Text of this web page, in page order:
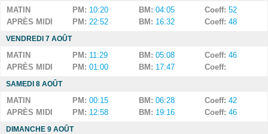
MATIN PM: 10:20 BM: 04:05 Coeff: 52
APRÈS MIDI
PM: 22:52 BM: 16:32 Coeff: 48
VENDREDI 7 AOÛT
MATIN PM: 11:29 BM: 05:08 Coeff: 46
APRÈS MIDI
PM: 01:00 BM: 17:47 Coeff:
SAMEDI 8 AOÛT
MATIN PM: 00:15 BM: 06:28 Coeff: 42
APRÈS MIDI
PM: 12:58 BM: 19:16 Coeff: 46
DIMANCHE 9 AOÛT